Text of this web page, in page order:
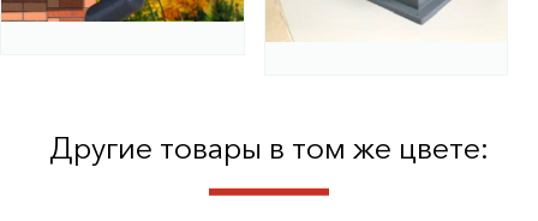
Другие товары в том же цвете: